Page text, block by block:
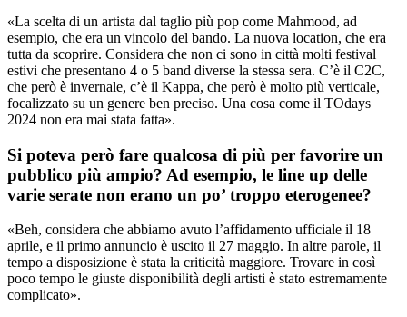
«La scelta di un artista dal taglio più pop come Mahmood, ad
esempio, che era un vincolo del bando. La nuova location, che era
tutta da scoprire. Considera che non ci sono in città molti festival
estivi che presentano 4 o 5 band diverse la stessa sera. C’è il C2C,
che però è invernale, c’è il Kappa, che però è molto più verticale,
focalizzato su un genere ben preciso. Una cosa come il TOdays
2024 non era mai stata fatta».
Si poteva però fare qualcosa di più per favorire un
pubblico più ampio? Ad esempio, le line up delle
varie serate non erano un po’ troppo eterogenee?
«Beh, considera che abbiamo avuto l’affidamento ufficiale il 18
aprile, e il primo annuncio è uscito il 27 maggio. In altre parole, il
tempo a disposizione è stata la criticità maggiore. Trovare in così
poco tempo le giuste disponibilità degli artisti è stato estremamente
complicato».